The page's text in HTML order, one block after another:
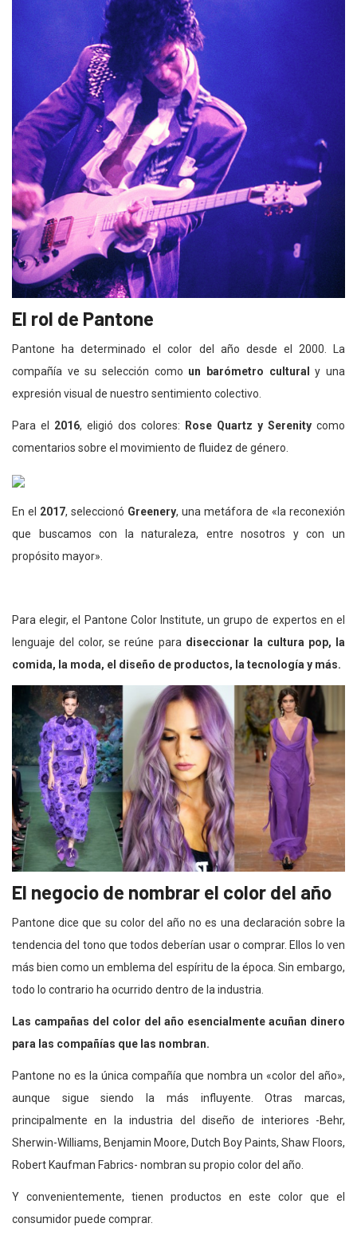
El rol de Pantone
Pantone ha determinado el color del año desde el 2000. La
compañía ve su selección como un barómetro cultural
y una
expresión visual de nuestro sentimiento colectivo.
Para el 2016, eligió dos colores: Rose Quartz y Serenity como
comentarios sobre el movimiento de fluidez de género.
En el 2017, seleccionó Greenery, una metáfora de «la reconexión
que buscamos con la naturaleza, entre nosotros y con un
propósito mayor».
Para elegir, el Pantone Color Institute, un grupo de expertos en el
lenguaje del color, se reúne para diseccionar la cultura pop, la
comida, la moda, el diseño de productos, la tecnología y más.
El negocio de nombrar el color del año
Pantone dice que su color del año no es una declaración sobre la
tendencia del tono que todos deberían usar o comprar. Ellos lo ven
más bien como un emblema del espíritu de la época. Sin embargo,
todo lo contrario ha ocurrido dentro de la industria.
Las campañas del color del año esencialmente acuñan dinero
para las compañías que las nombran.
Pantone no es la única compañía que nombra un «color del año»,
aunque sigue siendo la más influyente. Otras marcas,
principalmente en la industria del diseño de interiores -Behr,
Sherwin-Williams, Benjamin Moore, Dutch Boy Paints, Shaw Floors,
Robert Kaufman Fabrics- nombran su propio color del año.
Y convenientemente, tienen productos en este color que el
consumidor puede comprar.